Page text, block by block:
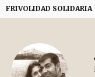
Artículo anterior
FRIVOLIDAD SOLIDARIA